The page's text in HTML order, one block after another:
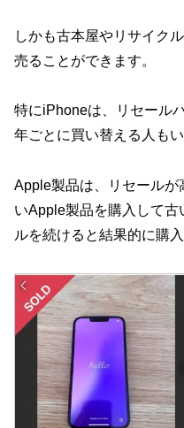
しかも古本屋やリサイク
売ることができます。
特にiPhoneは、リセール
年ごとに買い替える人もい
Apple製品は、リセールが
いApple製品を購入して
ルを続けると結果的に購